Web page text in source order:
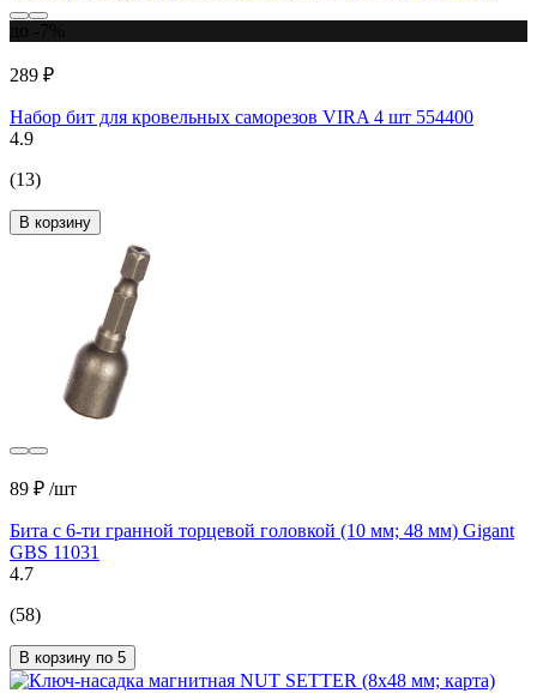
289 ₽
Набор бит для кровельных саморезов VIRA 4 шт 554400
4.9
(13)
В корзину
89 ₽ /шт
Бита с 6-ти гранной торцевой головкой (10 мм; 48 мм) Gigant
GBS 11031
4.7
(58)
В корзину по 5